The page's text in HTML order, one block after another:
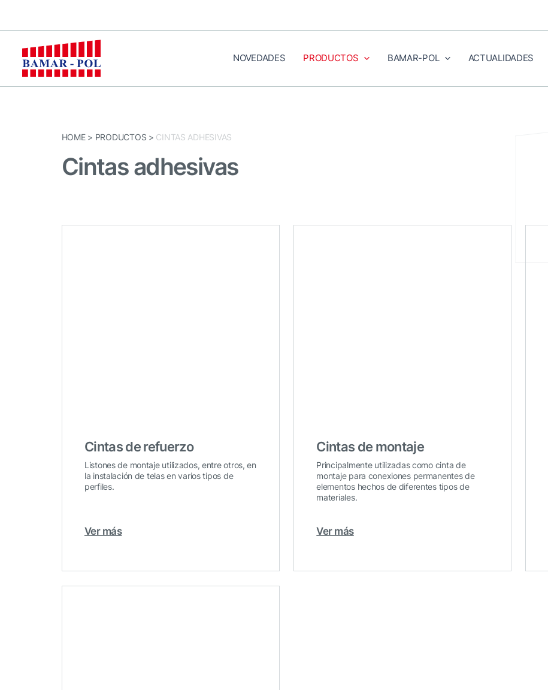
contenido
NOVEDADES PRODUCTOS BAMAR-POL ACTUALIDADES
HOME> PRODUCTOS > CINTAS ADHESIVAS
Cintas adhesivas
Cintas de refuerzo
Listones de montaje utilizados, entre otros, en
la instalación de telas en varios tipos de
perfiles.
Ver más
Cintas de montaje
Principalmente utilizadas como cinta de
montaje para conexiones permanentes de
elementos hechos de diferentes tipos de
materiales.
Ver más